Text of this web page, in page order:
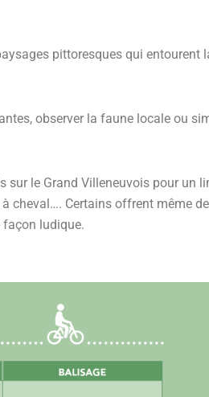
pittoresques qui entourent
observer la faune locale ou
le Grand Villeneuvois pour un
cheval…. Certains offrent même
façon ludique.